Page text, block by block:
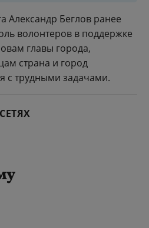
Александр Беглов ранее
волонтеров в поддержке
главы города,
страна и город
с трудными задачами.